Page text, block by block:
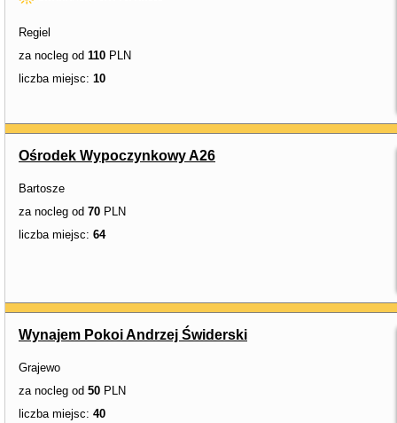
Regiel
za nocleg od 110 PLN
liczba miejsc: 10
Ośrodek Wypoczynkowy A26
Bartosze
za nocleg od 70 PLN
liczba miejsc: 64
Wynajem Pokoi Andrzej Świderski
Grajewo
za nocleg od 50 PLN
liczba miejsc: 40